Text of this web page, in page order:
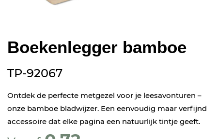
Boekenlegger bamboe
TP-92067
Ontdek de perfecte metgezel voor je leesavonturen –
onze bamboe bladwijzer. Een eenvoudig maar verfijnd
accessoire dat elke pagina een natuurlijk tintje geeft.